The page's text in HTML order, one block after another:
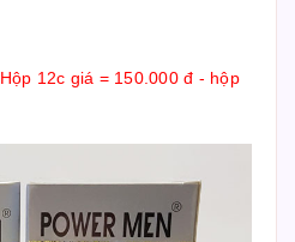
Hộp 12c giá = 150.000 đ - hộp